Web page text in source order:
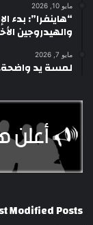
مايو 10, 2026
“هاينفرا”: بدء
والهيدروجين
مايو 7, 2026
لمسة يد
Modified Posts